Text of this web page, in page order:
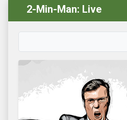
2-Min-Man: Live